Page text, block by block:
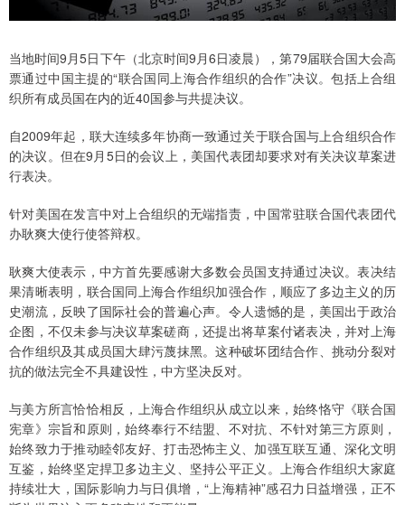
当地时间9月5日下午（北京时间9月6日凌晨），第79届联合国大会高
票通过中国主提的“联合国同上海合作组织的合作”决议。包括上合组
织所有成员国在内的近40国参与共提决议。
自2009年起，联大连续多年协商一致通过关于联合国与上合组织合作
的决议。但在9月5日的会议上，美国代表团却要求对有关决议草案进
行表决。
针对美国在发言中对上合组织的无端指责，中国常驻联合国代表团代
办耿爽大使行使答辩权。
耿爽大使表示，中方首先要感谢大多数会员国支持通过决议。表决结
果清晰表明，联合国同上海合作组织加强合作，顺应了多边主义的历
史潮流，反映了国际社会的普遍心声。令人遗憾的是，美国出于政治
企图，不仅未参与决议草案磋商，还提出将草案付诸表决，并对上海
合作组织及其成员国大肆污蔑抹黑。这种破坏团结合作、挑动分裂对
抗的做法完全不具建设性，中方坚决反对。
与美方所言恰恰相反，上海合作组织从成立以来，始终恪守《联合国
宪章》宗旨和原则，始终奉行不结盟、不对抗、不针对第三方原则，
始终致力于推动睦邻友好、打击恐怖主义、加强互联互通、深化文明
互鉴，始终坚定捍卫多边主义、坚持公平正义。上海合作组织大家庭
持续壮大，国际影响力与日俱增，“上海精神”感召力日益增强，正不